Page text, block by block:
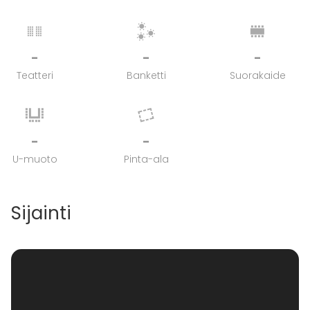
-
Teatteri
-
Banketti
-
Suorakaide
-
U-muoto
-
Pinta-ala
Sijainti